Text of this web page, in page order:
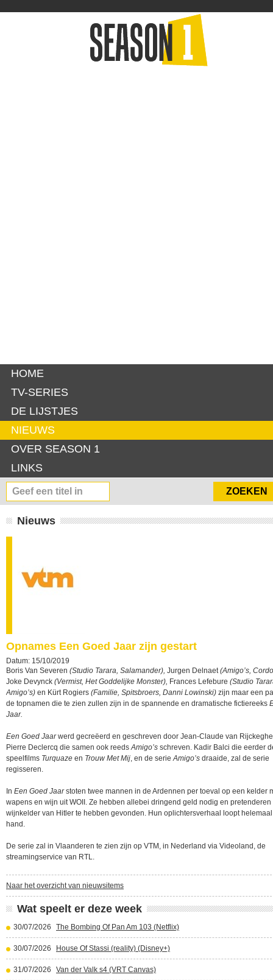
HOME
TV-SERIES
DE LIJSTJES
NIEUWS
OVER SEASON 1
LINKS
Nieuws
Opnames Een Goed Jaar zijn gestart
Datum: 15/10/2019
Boris Van Severen (Studio Tarara, Salamander), Jurgen Delnaet(Amigo’s,
Joke Devynck (Vermist, Het Goddelijke Monster), Frances Lefebure (Studio
Amigo’s) en Kürt Rogiers (Familie, Spitsbroers, Danni Lowinski) zijn maar een
de topnamen die te zien zullen zijn in de spannende en dramatische fictiereeks
Jaar.
Een Goed Jaarwerd gecreëerd en geschreven door Jean-Claude van
Pierre Declercq die samen ook reedsAmigo’s schreven. Kadir Balci die eerder
speelfilms Turquaze en Trouw Met Mij, en de serieAmigo’s draaide, zal de serie
regisseren.
In Een Goed Jaarstoten twee mannen in de Ardennen per toeval op een kelder
wapens en wijn uit WOII. Ze hebben allebei dringend geld nodig en pretenderen
wijnkelder van Hitler te hebben gevonden. Hun oplichtersverhaal loopt
hand.
De serie zal in Vlaanderen te zien zijn op VTM, in Nederland via Videoland, de
streamingservice van RTL.
Naar het overzicht van nieuwsitems
Wat speelt er deze week
30/07/2026 The Bombing Of Pan Am 103 (Netflix)
30/07/2026 House Of Stassi (reality) (Disney+)
31/07/2026 Van der Valk s4 (VRT Canvas)